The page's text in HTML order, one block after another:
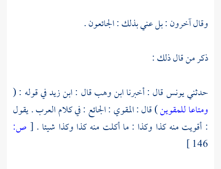
وقال آخرون : بل عني بذلك : الجائعون .
ذكر من قال ذلك :
حدثنييونسقال : أخبرناابن وهبقال :ابن زيدفي قوله : (
ومتاعا للمقوين) قال : المقوي : الجائع : في كلام العرب . يقول
: أقويت منه كذا وكذا : ما أكلت منه كذا وكذا شيئا . [ ص:
146 ]